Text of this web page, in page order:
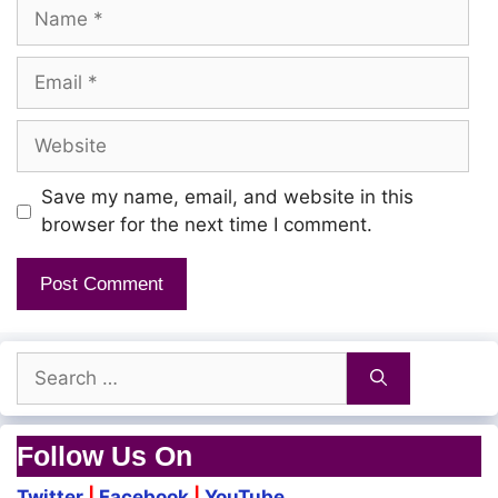
Kaaki Satta
Police Ah
Kaaka Yaaruma
Walki Talkie Illatha
CCTV Pola Than
Eyesu Sharpu Ma
Innocentu Face Aala
Doubet ledhu Ma
Name
Email
Website
Save my name, email, and website in this
browser for the next time I comment.
Search
for:
Follow Us On